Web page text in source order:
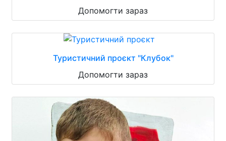
Допомогти зараз
Туристичний проєкт "Клубок"
Допомогти зараз